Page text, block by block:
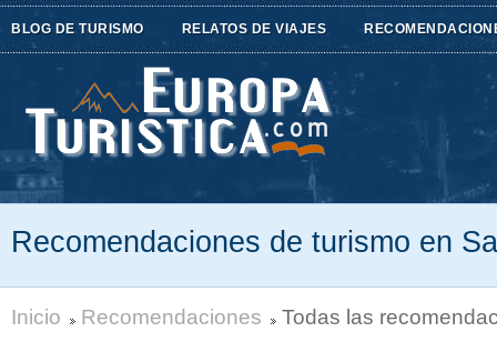
BLOG DE TURISMO RELATOS DE VIAJES
Recomendaciones de turismo en
Inicio Recomendaciones Todas las